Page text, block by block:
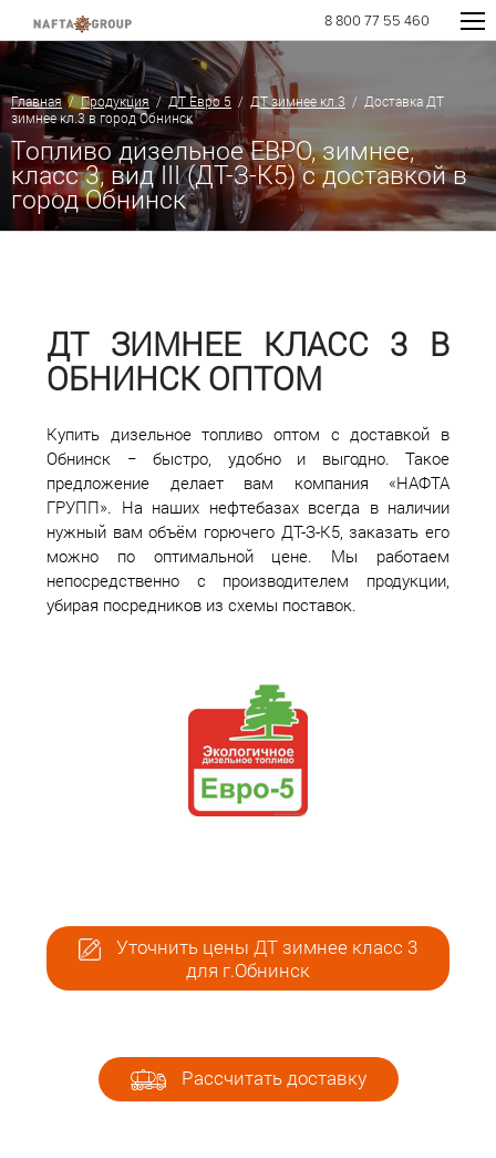
8 800 77 55 460
Главная/Продукция/ДТ Евро 5 / ДТ зимнее кл.3 / Доставка ДТ
зимнее кл.3 в город Обнинск
Топливо дизельное ЕВРО, зимнее,
класс 3, вид III (ДТ-З-К5) с доставкой в
город Обнинск
ДТ ЗИМНЕЕ КЛАСС 3 В
ОБНИНСК ОПТОМ
Купить дизельное топливо оптом с доставкой в
Обнинск − быстро, удобно и выгодно. Такое
предложение делает вам компания «НАФТА
ГРУПП». На наших нефтебазах всегда в наличии
нужный вам объём горючего ДТ-З-К5, заказать его
можно по оптимальной цене. Мы работаем
непосредственно с производителем продукции,
убирая посредников из схемы поставок.
Уточнить цены ДТ зимнее класс 3
для г.Обнинск
Рассчитать доставку